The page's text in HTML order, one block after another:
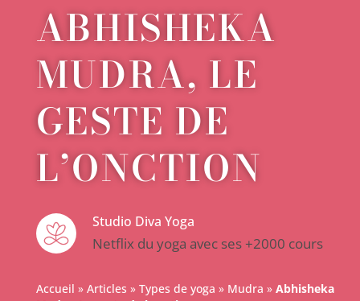
ABHISHEKA
MUDRA, LE
GESTE DE
L’ONCTION
Studio Diva Yoga
Netflix du yoga avec ses +2000 cours
Accueil » Articles » Types de yoga » Mudra » Abhisheka